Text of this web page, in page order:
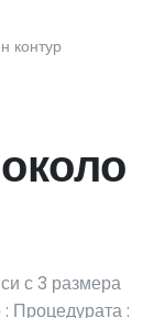
контур
с 3 размера
Процедурата :